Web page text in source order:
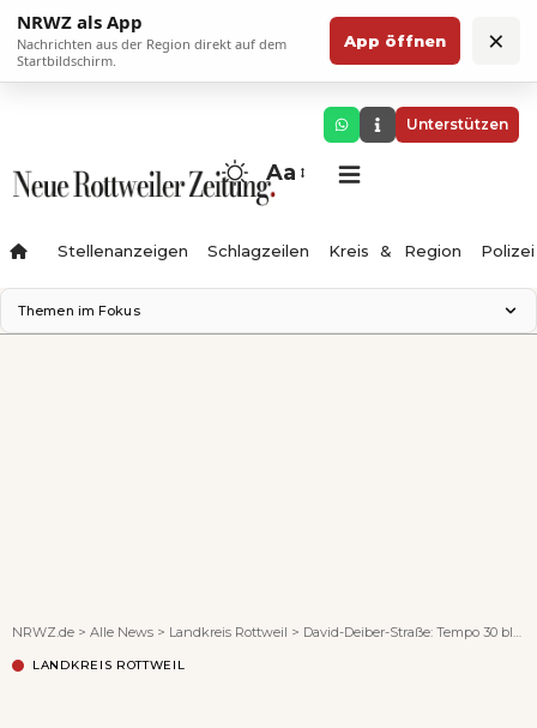
NRWZ als App
Nachrichten aus der Region direkt auf dem
Startbildschirm.
App öffnen ×
Unterstützen
Aa
Stellenanzeigen Schlagzeilen Kreis & Region Polizei
Themen im Fokus
NRWZ.de > Alle News > Landkreis Rottweil > David-Deiber-Straße: Tempo 30 bleibt
LANDKREIS ROTTWEIL